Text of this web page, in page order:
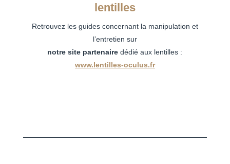
lentilles
Retrouvez les guides concernant la manipulation et
l’entretien sur
notre site partenaire dédié aux lentilles :
www.lentilles-oculus.fr